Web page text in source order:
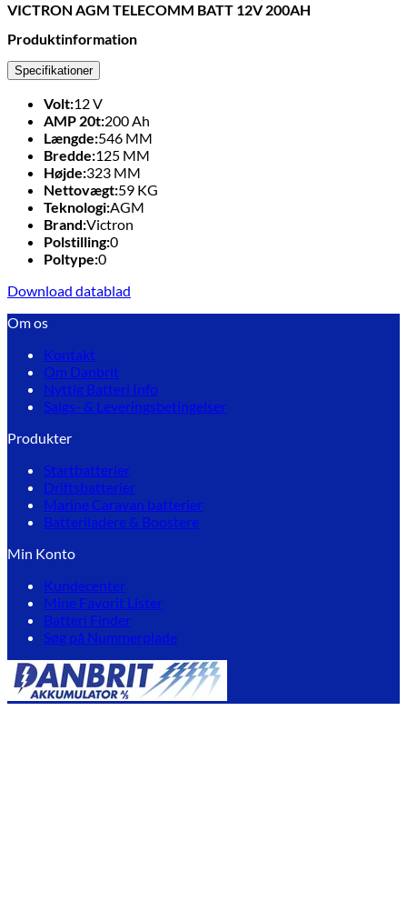
VICTRON AGM TELECOMM BATT 12V 200AH
Produktinformation
Specifikationer
Volt:12V
AMP 20t:200 Ah
Længde:546 MM
Bredde:125 MM
Højde:323 MM
Nettovægt:59 KG
Teknologi:AGM
Brand:Victron
Polstilling:0
Poltype:0
Download datablad
Om os
Kontakt
Om Danbrit
Nyttig Batteri Info
Salgs- & Leveringsbetingelser
Produkter
Startbatterier
Driftsbatterier
Marine Caravan batterier
Batteriladere & Boostere
Min Konto
Kundecenter
Mine Favorit Lister
Batteri Finder
Søg på Nummerplade